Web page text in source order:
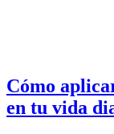
Cómo
en tu vida